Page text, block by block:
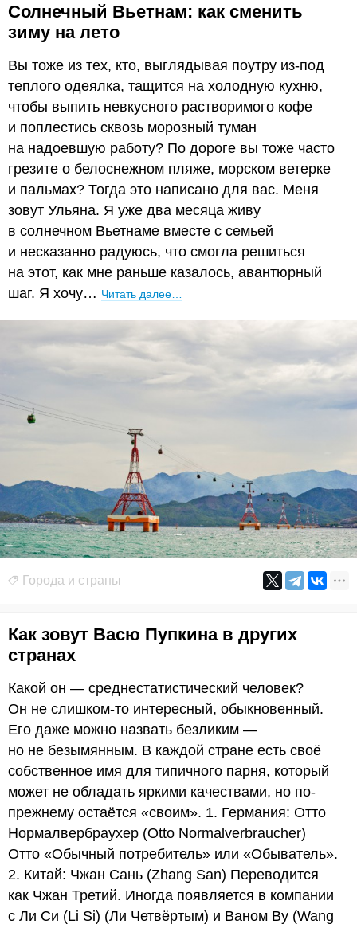
Солнечный Вьетнам: как сменить
зиму на лето
Вы тоже из тех, кто, выглядывая поутру из-под
теплого одеялка, тащится на холодную кухню,
чтобы выпить невкусного растворимого кофе
и поплестись сквозь морозный туман
на надоевшую работу? По дороге вы тоже часто
грезите о белоснежном пляже, морском ветерке
и пальмах? Тогда это написано для вас. Меня
зовут Ульяна. Я уже два месяца живу
в солнечном Вьетнаме вместе с семьей
и несказанно радуюсь, что смогла решиться
на этот, как мне раньше казалось, авантюрный
шаг. Я хочу… Читать далее…
Города и страны
Как зовут Васю Пупкина в других
странах
Какой он — среднестатистический человек?
Он не слишком-то интересный, обыкновенный.
Его даже можно назвать безликим —
но не безымянным. В каждой стране есть своё
собственное имя для типичного парня, который
может не обладать яркими качествами, но по-
прежнему остаётся «своим». 1. Германия: Отто
Нормалвербраухер (Otto Normalverbraucher)
Отто «Обычный потребитель» или «Обыватель».
2. Китай: Чжан Сань (Zhang San) Переводится
как Чжан Третий. Иногда появляется в компании
с Ли Си (Li Si) (Ли Четвёртым) и Ваном Ву (Wang